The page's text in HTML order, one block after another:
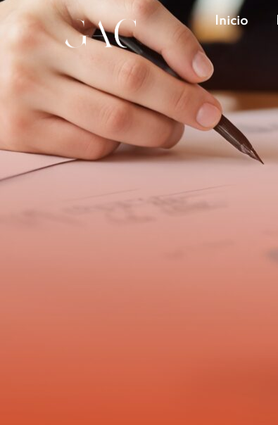
Inicio